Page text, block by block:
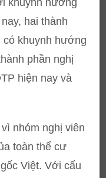
khuynh hướng
hai thành
khuynh hướng
phần nghị
hiện nay và
nhóm nghị viên
toàn thể cư
Việt. Với cấu